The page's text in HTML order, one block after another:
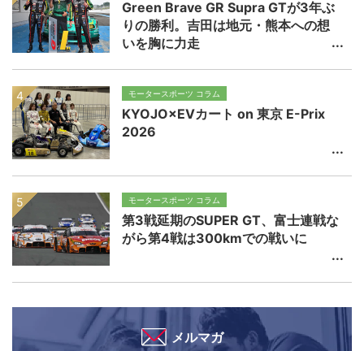
Green Brave GR Supra GTが3年ぶ
りの勝利。吉田は地元・熊本への想
いを胸に力走
モータースポーツ コラム
KYOJO×EVカート on 東京 E-Prix
2026
モータースポーツ コラム
第3戦延期のSUPER GT、富士連戦な
がら第4戦は300kmでの戦いに
メルマガ